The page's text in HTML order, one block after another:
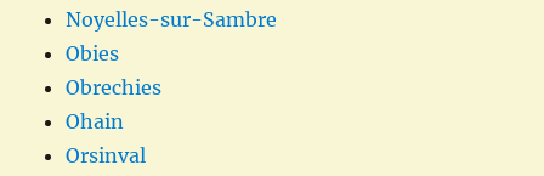
Noyelles-sur-Sambre
Obies
Obrechies
Ohain
Orsinval